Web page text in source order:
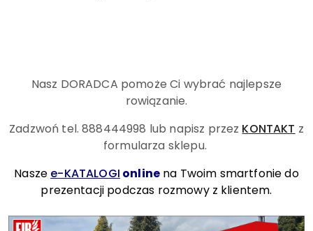
Nasz DORADCA pomoże Ci wybrać najlepsze
rowiązanie.
Zadzwoń tel. 888444998 lub napisz przez KONTAKT z
formularza sklepu.
Nasze e-KATALOGI online na Twoim smartfonie do
prezentacji podczas rozmowy z klientem.